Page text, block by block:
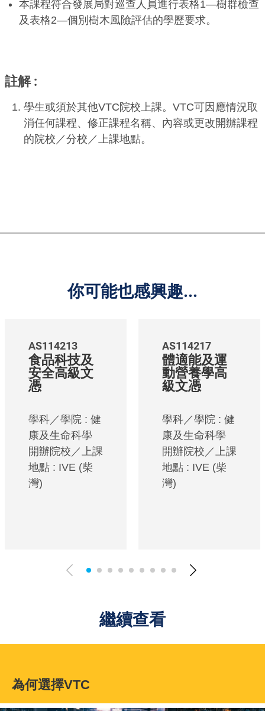
本課程符合發展局對巡查人員進行表格1—樹群檢查
及表格2—個別樹木風險評估的學歷要求。
註解
學生或須於其他VTC院校上課。VTC可因應情況取
消任何課程、修正課程名稱、內容或更改開辦課程
的院校／分校／上課地點。
你可能也感興趣...
AS114213
食品科技及
安全高級文
憑
學科／學院 : 健
康及生命科學
開辦院校／上課
地點 : IVE (柴
灣)
AS114217
體適能及運
動營養學高
級文憑
學科／學院 : 健
康及生命科學
開辦院校／上課
地點 : IVE (柴
灣)
繼續查看
為何選擇VTC